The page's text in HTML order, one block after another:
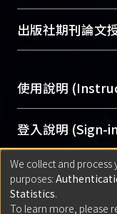
To permanently
profiles and
services of
開放取用是從使
動，應用在學術
用逐年攀升。同
Archive）平台。
出版社期刊論文
含部分內容的
助與合作完成
意提供此授權
Please
original work,
grant the
若欲上傳已出
使用說明
網站簡介
使用手冊
線上預約服務
登入說明 (Sign-
方案一：臺灣
(With C&INC
方案二：
匯入著作
We collect and
purposes:
Statistics.
To learn more, please